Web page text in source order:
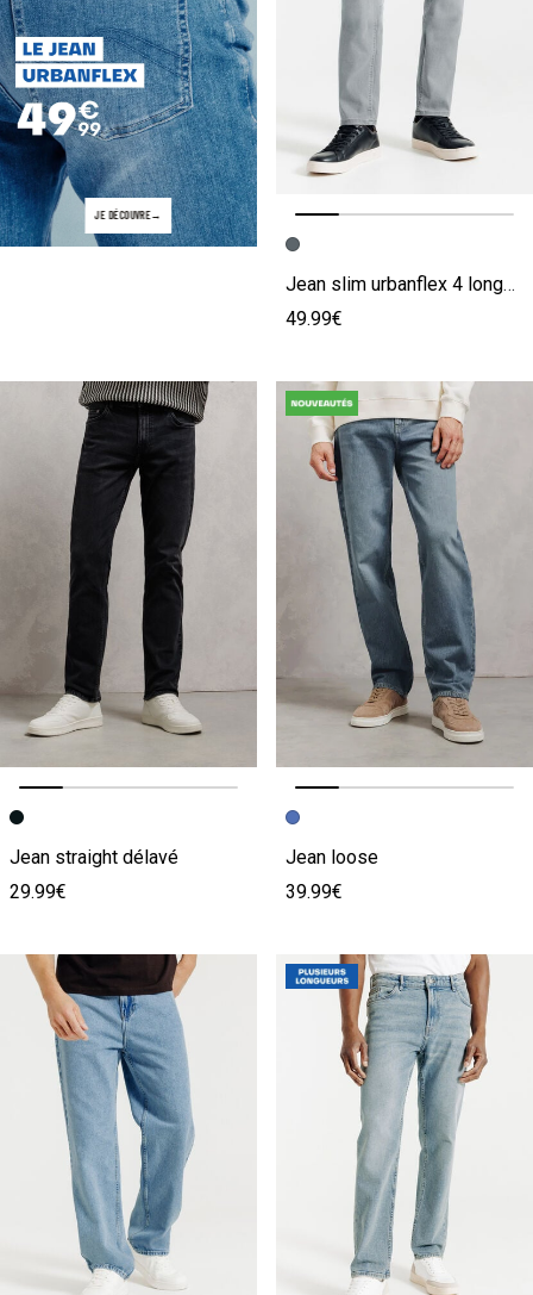
JE DÉCOUVRE
Image précédente
Image suivante
Jean slim urbanflex 4 longueurs
49.99€
Image précédente
Image suivante
Jean straight délavé
29.99€
Image précédente
Image suivante
Jean loose
39.99€